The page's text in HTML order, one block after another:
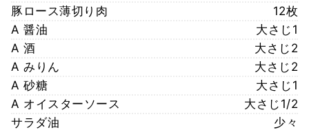
豚ロース薄切り肉
12枚
A 醤油
大さじ1
A 酒
大さじ2
A みりん
大さじ2
A 砂糖
大さじ1
A オイスターソース
大さじ1/2
サラダ油
少々